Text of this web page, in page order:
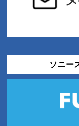
ソニー